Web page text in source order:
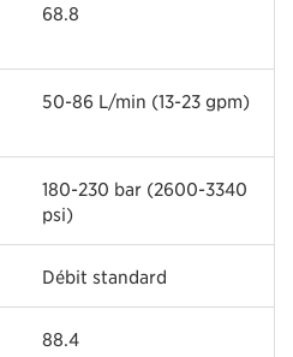
68.8
50-86 L/min (13-23 gpm)
180-230 bar (2600-3340
psi)
Débit standard
88.4